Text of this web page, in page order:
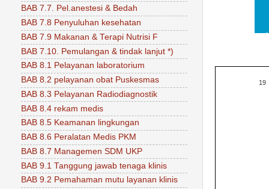
19
BAB 7.7. Pel.anestesi & Bedah
BAB 7.8 Penyuluhan kesehatan
BAB 7.9 Makanan & Terapi Nutrisi F
BAB 7.10. Pemulangan & tindak lanjut *)
BAB 8.1 Pelayanan laboratorium
BAB 8.2 pelayanan obat Puskesmas
BAB 8.3 Pelayanan Radiodiagnostik
BAB 8.4 rekam medis
BAB 8.5 Keamanan lingkungan
BAB 8.6 Peralatan Medis PKM
BAB 8.7 Managemen SDM UKP
BAB 9.1 Tanggung jawab tenaga klinis
BAB 9.2 Pemahaman mutu layanan klinis